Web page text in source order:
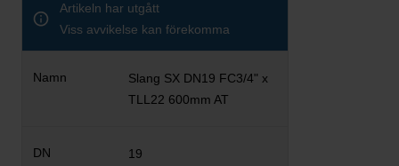
Artikeln har utgått
Viss avvikelse kan förekomma
Slang SX DN19 FC3/4" x
TLL22 600mm AT
19